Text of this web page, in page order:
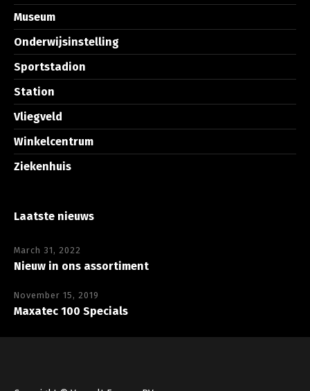
Museum
Onderwijsinstelling
Sportstadion
Station
Vliegveld
Winkelcentrum
Ziekenhuis
Laatste nieuws
March 31, 2022
Nieuw in ons assortiment
November 15, 2019
Maxatec 100 Specials